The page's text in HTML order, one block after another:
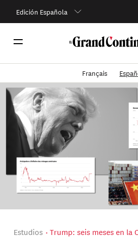
Edición Española
Français
Estudios Trump: seis meses en la